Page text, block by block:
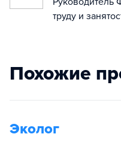
труду и
Похожие
Эколог